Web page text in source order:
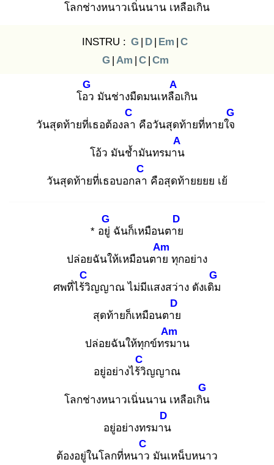
โลกช่างหนาวเนิ่นนาน เหลือเกิน
INSTRU : G | D | Em | C
G | Am | C | Cm
โอว
G
มันช่างมืดมนเหลือ
A
เกิน
วันสุดท้ายที่เธอต้องลา
C
คือวันสุดท้ายที่หายใจ
G
โอ้ว มันช้ำมันทรมาน
A
วันสุดท้ายที่เธอบอกลา
C
คือสุดท้ายยยย เย้
* อยู่
G
ฉันก็เหมือนตาย
D
ปล่อยฉันให้เหมือนตาย
Am
ทุกอย่าง
ศพที่ไร้วิ
C
ญญาณ ไม่มีแสงสว่าง ดังเดิม
G
สุดท้ายก็เหมือนตาย
D
ปล่อยฉันให้ทุกข์ทรม
Am
าน
อยู่อย่างไร้วิ
C
ญญาณ
โลกช่างหนาวเนิ่นนาน เหลือเกิน
G
อยู่อย่างทรมาน
D
ต้องอยู่ในโลกที่หนาว
C
มันเหน็บหนาว